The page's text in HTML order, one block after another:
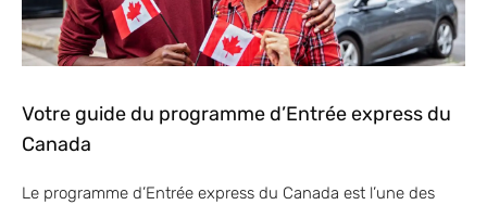
Votre guide du programme d’Entrée express du
Canada
Le programme d’Entrée express du Canada est l’une des